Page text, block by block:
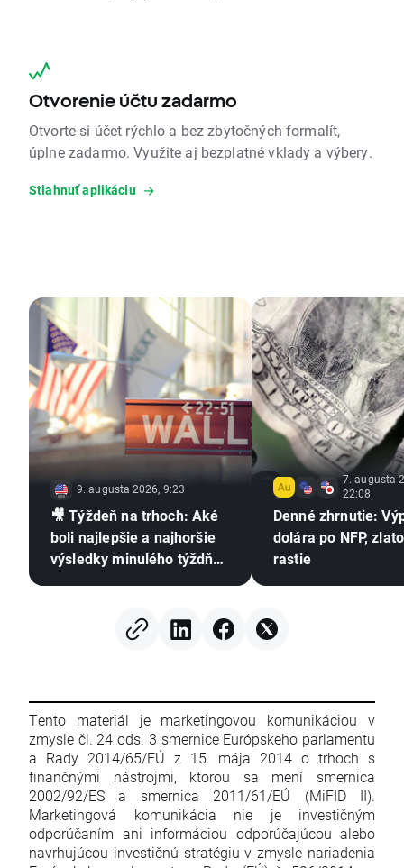
Otvorenie účtu zadarmo
Otvorte si účet rýchlo a bez zbytočných formalít,
úplne zadarmo. Využite aj bezplatné vklady a výbery.
Stiahnuť aplikáciu
9. augusta 2026, 9:23
🎥 Týždeň na trhoch: Aké
boli najlepšie a najhoršie
výsledky minulého týždňa?
7. augusta
22:08
Denné zhrnutie:
dolára po NFP,
rastie
Tento materiál je marketingovou komunikáciou v
zmysle čl. 24 ods. 3 smernice Európskeho parlamentu
a Rady 2014/65/EÚ z 15. mája 2014 o trhoch s
finančnými nástrojmi, ktorou sa mení smernica
2002/92/ES a smernica 2011/61/EÚ (MiFID II).
Marketingová komunikácia nie je investičným
odporúčaním ani informáciou odporúčajúcou alebo
navrhujúcou investičnú stratégiu v zmysle nariadenia